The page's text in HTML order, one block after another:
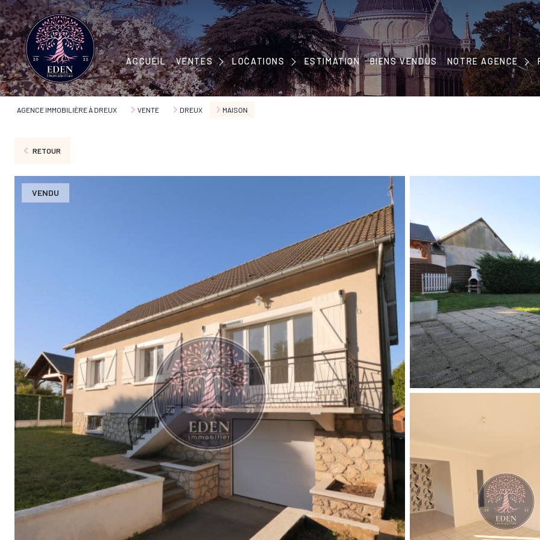
ACCUEIL VENTES
MAISONS
APPARTEMENTS
IMMEUBLES
TERRAINS
LOCATIONS
MAISONS
APPARTEMENTS
ESTIMATION BIENS VENDUS NOTRE AGENCE
NOTRE CONCEPT
NOTRE ÉQUIPE
NOS PARTENAIRES
AGENCE IMMOBILIÈRE À DREUX VENTE DREUX MAISON
RETOUR
VENDU